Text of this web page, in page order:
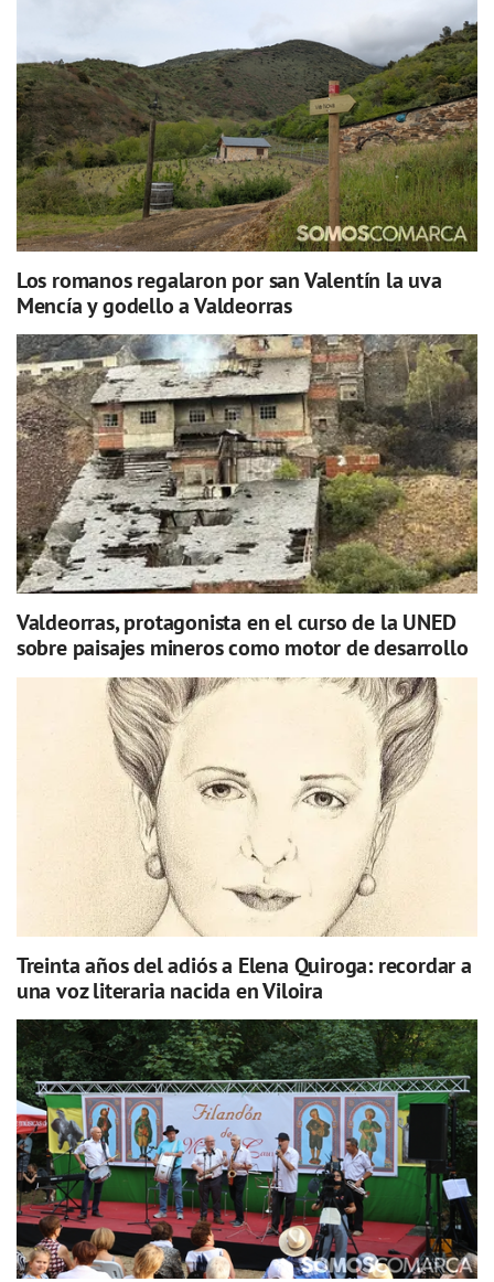
Los romanos regalaron por san Valentín la uva
Mencía y godello a Valdeorras
Valdeorras, protagonista en el curso de la UNED
sobre paisajes mineros como motor de desarrollo
Treinta años del adiós a Elena Quiroga: recordar a
una voz literaria nacida en Viloira